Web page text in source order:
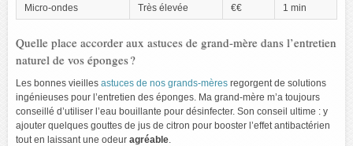
Micro-ondes Très élevée €€ 1 min
Quelle place accorder aux astuces de grand-mère dans l’entretien
naturel de vos éponges ?
Les bonnes vieilles astuces de nos grands-mères regorgent de solutions
ingénieuses pour l’entretien des éponges. Ma grand-mère m’a toujours
conseillé d’utiliser l’eau bouillante pour désinfecter. Son conseil ultime : y
ajouter quelques gouttes de jus de citron pour booster l’effet antibactérien
tout en laissant une odeur agréable.